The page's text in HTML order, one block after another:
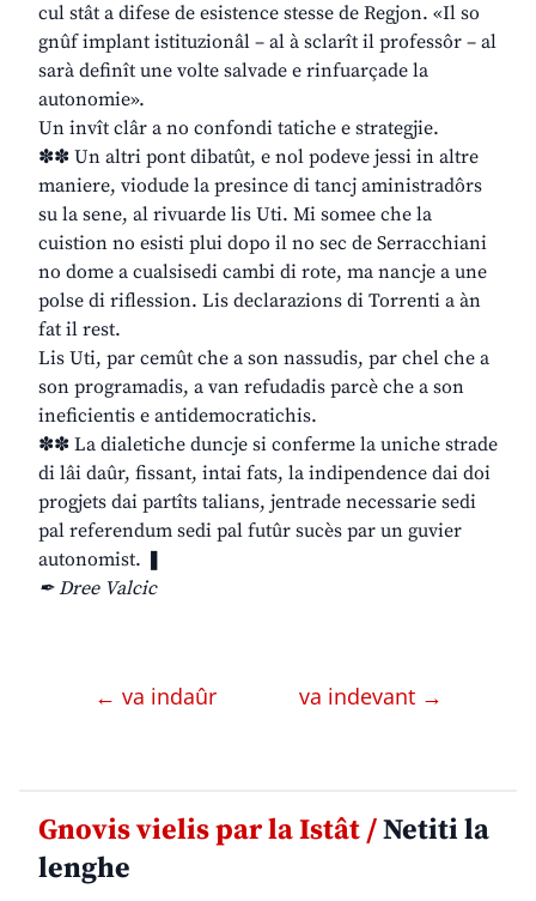
cul stât a difese de esistence stesse de Regjon. «Il so
gnûf implant istituzionâl – al à sclarît il professôr – al
sarà definît une volte salvade e rinfuarçade la
autonomie».
Un invît clâr a no confondi tatiche e strategjie.
✽✽ Un altri pont dibatût, e nol podeve jessi in altre
maniere, viodude la presince di tancj aministradôrs
su la sene, al rivuarde lis Uti. Mi somee che la
cuistion no esisti plui dopo il no sec de Serracchiani
no dome a cualsisedi cambi di rote, ma nancje a une
polse di riflession. Lis declarazions di Torrenti a àn
fat il rest.
Lis Uti, par cemût che a son nassudis, par chel che a
son programadis, a van refudadis parcè che a son
ineficientis e antidemocratichis.
✽✽ La dialetiche duncje si conferme la uniche strade
di lâi daûr, fissant, intai fats, la indipendence dai doi
progjets dai partîts talians, jentrade necessarie sedi
pal referendum sedi pal futûr sucès par un guvier
autonomist. ❚
✒ Dree Valcic
← va indaûr va indevant →
Gnovis vielis par la Istât /Netiti la
lenghe